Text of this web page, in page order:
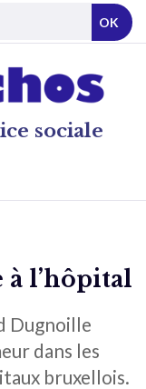
sociale
OK
à l’hôpital
Dugnoille
dans les
bruxellois.